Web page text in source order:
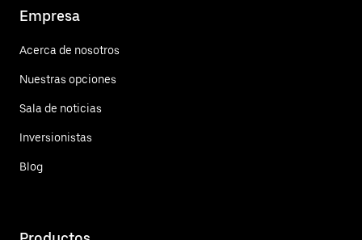
Empresa
Acerca de nosotros
Nuestras opciones
Sala de noticias
Inversionistas
Blog